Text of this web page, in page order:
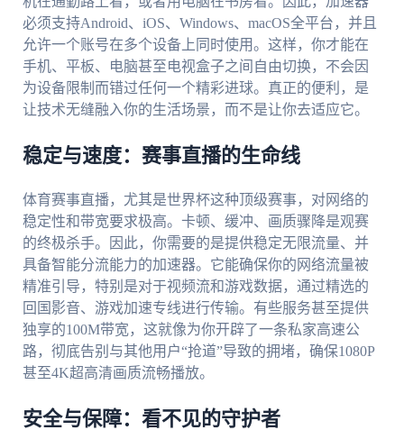
必须支持Android、iOS、Windows、macOS全平台，并且
允许一个账号在多个设备上同时使用。这样，你才能在
手机、平板、电脑甚至电视盒子之间自由切换，不会因
为设备限制而错过任何一个精彩进球。真正的便利，是
让技术无缝融入你的生活场景，而不是让你去适应它。
稳定与速度：赛事直播的生命线
体育赛事直播，尤其是世界杯这种顶级赛事，对网络的
稳定性和带宽要求极高。卡顿、缓冲、画质骤降是观赛
的终极杀手。因此，你需要的是提供稳定无限流量、并
具备智能分流能力的加速器。它能确保你的网络流量被
精准引导，特别是对于视频流和游戏数据，通过精选的
回国影音、游戏加速专线进行传输。有些服务甚至提供
独享的100M带宽，这就像为你开辟了一条私家高速公
路，彻底告别与其他用户“抢道”导致的拥堵，确保1080P
甚至4K超高清画质流畅播放。
安全与保障：看不见的守护者